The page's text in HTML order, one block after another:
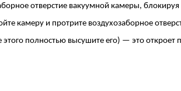
отверстие вакуумной камеры, блокируя
камеру и протрите воздухозаборное
полностью высушите его) — это откроет